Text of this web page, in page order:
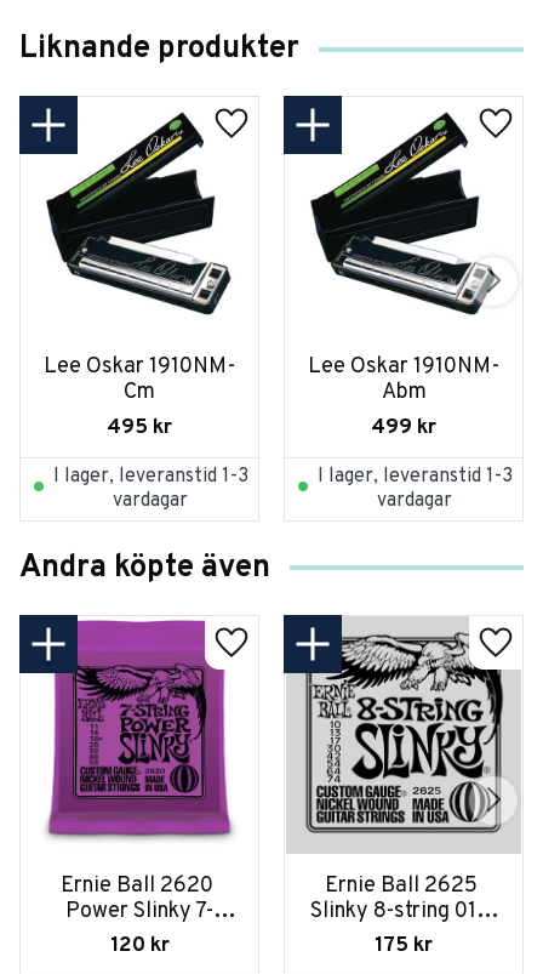
Liknande produkter
Lee Oskar 1910NM-
Cm
495 kr
I lager, leveranstid 1-3
vardagar
Lee Oskar 1910NM-
Abm
499 kr
I lager, leveranstid 1-3
vardagar
Andra köpte även
Ernie Ball 2620
Power Slinky 7-
string 011-058
120 kr
Ernie Ball 2625
Slinky 8-string 010-
074
175 kr